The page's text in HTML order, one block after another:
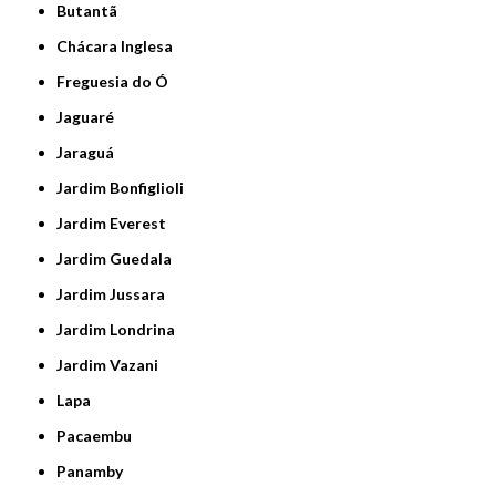
Butantã
Chácara Inglesa
Freguesia do Ó
Jaguaré
Jaraguá
Jardim Bonfiglioli
Jardim Everest
Jardim Guedala
Jardim Jussara
Jardim Londrina
Jardim Vazani
Lapa
Pacaembu
Panamby